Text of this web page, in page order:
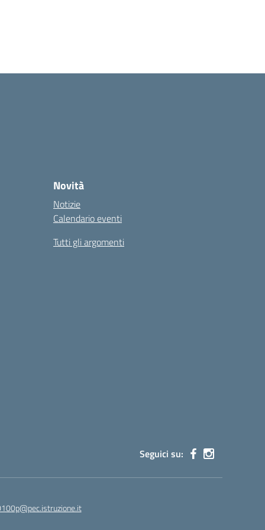
Novità
Notizie
Calendario eventi
Tutti gli argomenti
Seguici su: